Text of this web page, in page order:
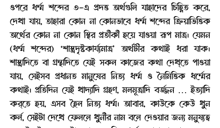
ওপরে ধর্ম্ম শব্দের ৩-এ প্রদত্ত অর্থগুলি যাহাদের চিহ্ণিত করে,
দেখা যায়, তাহারা কোন না কোনভাবে ধর্ম্ম শব্দের ক্রিয়াভিত্তিক
অর্থের কোন না কোন স্থির প্রতীকী হয়ে যাওয়া রূপ মাত্র। যেমন
(ধর্ম্ম শব্দের) ‘শাস্ত্রদৃষ্টকার্য্যমাত্র’ অর্থটীর কথাই ধরা যাক।
শাস্ত্রাদিতে বা গ্রন্থাদিতে যেই সকল কাজের কথা দেখ্তে পাওয়া
যায়, সেইসব প্রধানত মানুষের নিত্য ধর্ম্ম ও নৈমিত্তিক ধর্ম্মের
কথাই। প্রতিদিন যেই খাদ্যাদি গ্রহণ, মলমূত্রাদি বর্জ্জন … ইত্যাদি
কর্‌তে হয়, এসব হৈল নিত্য ধর্ম্ম। আবার, কাউকে কেউ খুন
কর্ল, সেইটা দেখে ফেললে খুনীর নাম বলে দেওয়ার জন্য মনুষ্যত্ব